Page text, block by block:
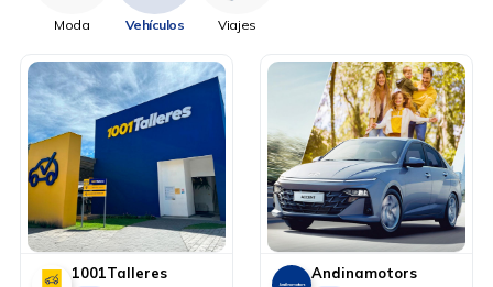
Moda Vehículos Viajes
1001Talleres Andinamotors